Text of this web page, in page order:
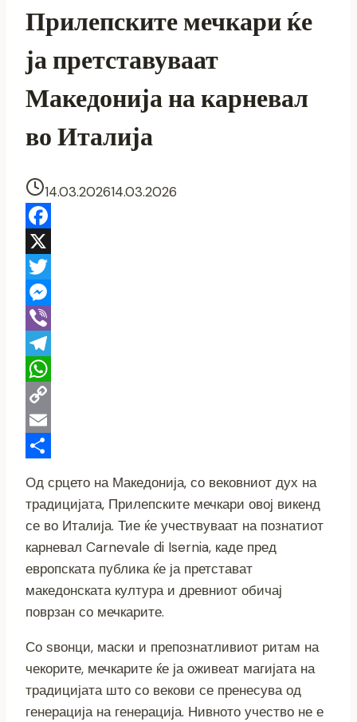
Прилепските мечкари ќе
ја претставуваат
Македонија на карневал
во Италија
14.03.202614.03.2026
Facebook
X
Twitter
Messenger
Viber
Telegram
WhatsApp
Copy
Link
Email
Од срцето на Македонија, со вековниот дух на
традицијата, Прилепските мечкари овој викенд
се во Италија. Тие ќе учествуваат на познатиот
карневал Carnevale di Isernia, каде пред
европската публика ќе ја претстават
македонската култура и древниот обичај
поврзан со мечкарите.
Со ѕвонци, маски и препознатливиот ритам на
чекорите, мечкарите ќе ја оживеат магијата на
традицијата што со векови се пренесува од
генерација на генерација. Нивното учество не е